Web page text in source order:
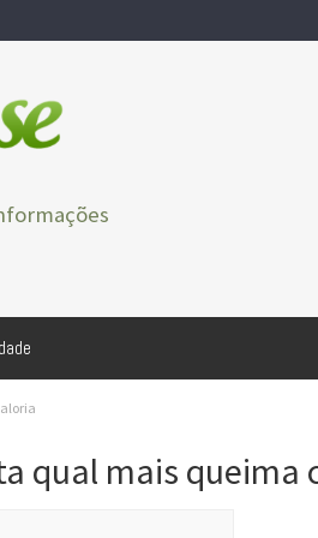
qual mais queima